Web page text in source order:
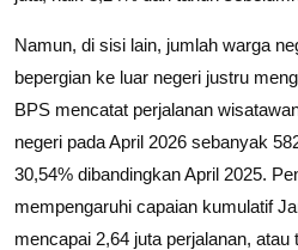
Namun, di sisi lain, jumlah warga
bepergian ke luar negeri justru
BPS mencatat perjalanan
negeri pada April 2026 sebanyak
30,54% dibandingkan April 2025.
mempengaruhi capaian kumulatif
mencapai 2,64 juta perjalanan, atau